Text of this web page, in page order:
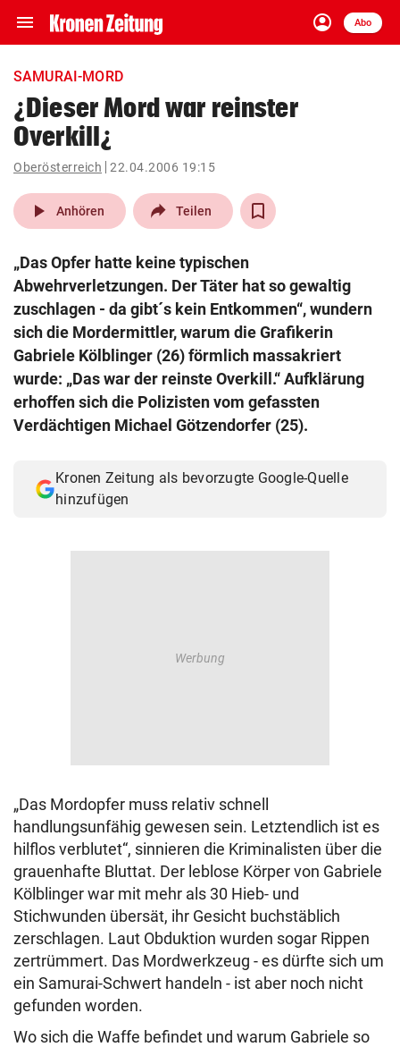
menu Navigation
ein-/ausklappen
account_circle
Anmelden
Abo
close Schließen
account_circle Anmelden
pin_drop
Wien arrow_right
search
Suchbegriff
eingeben
© Krone Multimedia GmbH & Co KG 2026
Muthgasse 2, 1190 Wien
SAMURAI-MORD
¿Dieser Mord war reinster
Overkill¿
Oberösterreich 22.04.2006 19:15
play_arrow Anhören Teilen
„Das Opfer hatte keine typischen
Abwehrverletzungen. Der Täter hat so gewaltig
zuschlagen - da gibt´s kein Entkommen“, wundern
sich die Mordermittler, warum die Grafikerin
Gabriele Kölblinger (26) förmlich massakriert
wurde: „Das war der reinste Overkill.“ Aufklärung
erhoffen sich die Polizisten vom gefassten
Verdächtigen Michael Götzendorfer (25).
Kronen Zeitung als bevorzugte Google-Quelle
hinzufügen
„Das Mordopfer muss relativ schnell
handlungsunfähig gewesen sein. Letztendlich ist es
hilflos verblutet“, sinnieren die Kriminalisten über die
grauenhafte Bluttat. Der leblose Körper von Gabriele
Kölblinger war mit mehr als 30 Hieb- und
Stichwunden übersät, ihr Gesicht buchstäblich
zerschlagen. Laut Obduktion wurden sogar Rippen
zertrümmert. Das Mordwerkzeug - es dürfte sich um
ein Samurai-Schwert handeln - ist aber noch nicht
gefunden worden.
Wo sich die Waffe befindet und warum Gabriele so